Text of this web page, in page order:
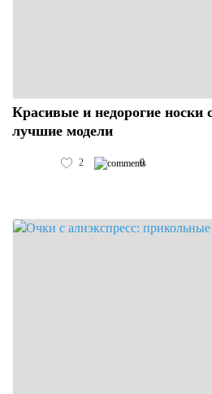
Красивые и недорогие носки
лучшие модели
2 0